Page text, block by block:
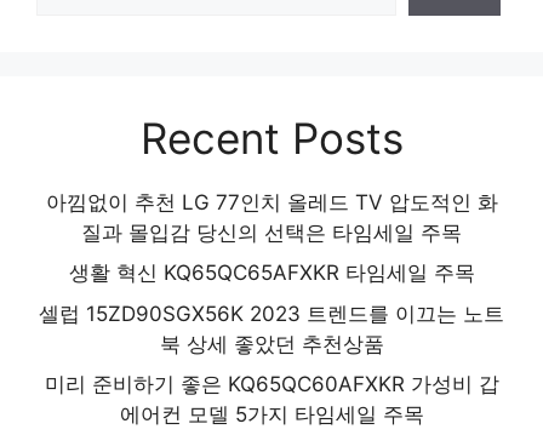
Recent Posts
아낌없이 추천 LG 77인치 올레드 TV 압도적인 화
질과 몰입감 당신의 선택은 타임세일 주목
생활 혁신 KQ65QC65AFXKR 타임세일 주목
셀럽 15ZD90SGX56K 2023 트렌드를 이끄는 노트
북 상세 좋았던 추천상품
미리 준비하기 좋은 KQ65QC60AFXKR 가성비 갑
에어컨 모델 5가지 타임세일 주목